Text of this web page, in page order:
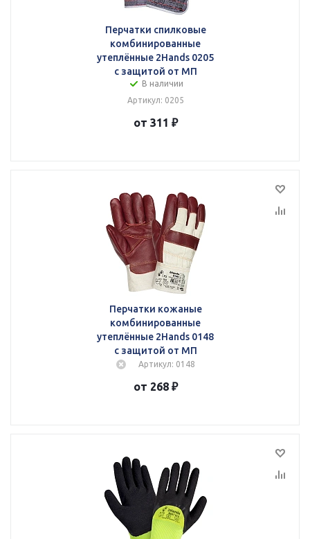
Перчатки спилковые
комбинированные
утеплённые 2Hands 0205
с защитой от МП
В наличии
Артикул: 0205
от 311 ₽
Перчатки кожаные
комбинированные
утеплённые 2Hands 0148
с защитой от МП
Артикул: 0148
от 268 ₽